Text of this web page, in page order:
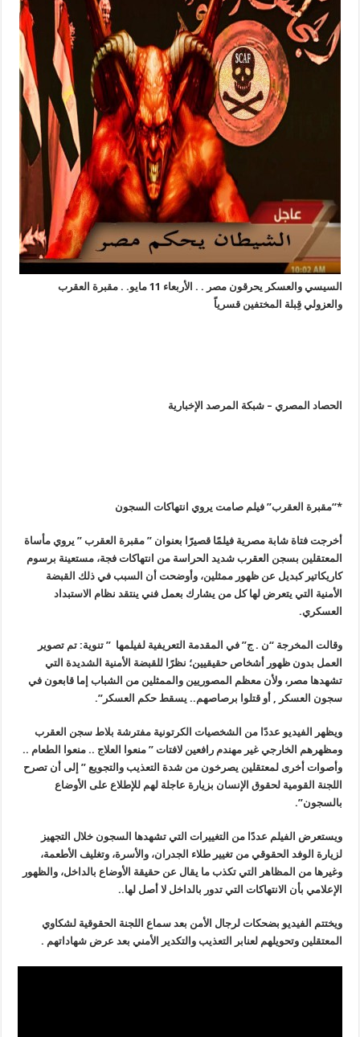
السيسي والعسكر يحرقون مصر . . الأربعاء 11 مايو. . مقبرة العقرب
والعزولي قِبلة المختفين قسرياً
الحصاد المصري – شبكة المرصد الإخبارية
*
“مقبرة العقرب” فيلم صامت يروي انتهاكات السجون
أخرجت فتاة شابة مصرية فيلمًا قصيرًا بعنوان ” مقبرة العقرب ” يروي مأساة
المعتقلين بسجن العقرب شديد الحراسة من انتهاكات فجة، مستعينة برسوم
كاريكاتير كبديل عن ظهور ممثلين، وأوضحت أن السبب في ذلك القبضة
الأمنية التي يتعرض لها كل من يشارك بعمل فني ينتقد نظام الاستبداد
العسكري.
وقالت المخرجة “ن . ج” في المقدمة التعريفية لفيلمها ” تنوية: تم تصوير
العمل بدون ظهور أشخاص حقيقيين؛ نظرًا للقبضة الأمنية الشديدة التي
تشهدها مصر، ولأن معظم المصوريين والممثلين من الشباب إما قابعون في
سجون العسكر , أو قتلوا برصاصهم.. يسقط حكم العسكر”.
ويظهر الفيديو عددًا من الشخصيات الكرتونية مفترشة بلاط سجن العقرب
ومظهرهم الخارجي غير مهندم رافعين لافتات ” منعوا العلاج .. منعوا الطعام ..
وأصوات أخرى لمعتقلين يصرخون من شدة التعذيب والتجويع ” إلى أن تصرح
اللجنة القومية لحقوق الإنسان بزيارة عاجلة لهم للإطلاع على الأوضاع
بالسجون”.
ويستعرض الفيلم عددًا من التغييرات التي تشهدها السجون خلال التجهيز
لزيارة الوفد الحقوقي من تغيير طلاء الجدران، والأسرة، وتغليف الأطعمة،
وغيرها من المظاهر التي تكذب ما يقال عن حقيقة الأوضاع بالداخل، والظهور
الإعلامي بأن الانتهاكات التي تدور بالداخل لا أصل لها..
ويختتم الفيديو بضحكات لرجال الأمن بعد سماع اللجنة الحقوقية لشكاوي
المعتقلين وتحويلهم لعنابر التعذيب والتكدير الأمني بعد عرض شهاداتهم .